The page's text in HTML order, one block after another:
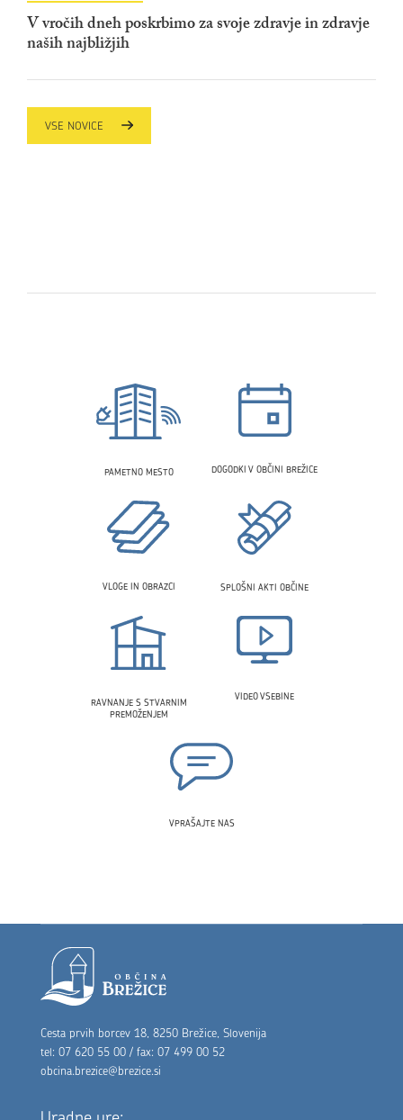
V vročih dneh poskrbimo za svoje zdravje in zdravje
naših najbližjih
VSE NOVICE
PAMETNO MESTO DOGODKI V OBČINI BREŽICE
VLOGE IN OBRAZCI SPLOŠNI AKTI OBČINE
RAVNANJE S STVARNIM
PREMOŽENJEM
VIDEO VSEBINE
VPRAŠAJTE NAS
Noga strani
Cesta prvih borcev 18, 8250 Brežice, Slovenija
tel: 07 620 55 00 / fax: 07 499 00 52
obcina.brezice@brezice.si